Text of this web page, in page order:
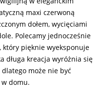
maxi czerwoną
dołem, wycięciami
Polecamy jednocześnie
który pięknie wyeksponuje
długa kreacja wyróżnia się
może nie być
domu.